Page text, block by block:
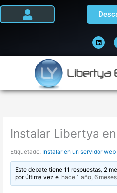
Ir
i
n
k
e
i
n
Instalar Libertya
Etiquetado: Instalar en un servidor web
Este debate tiene 11 respuestas, 2
por última vez el hace 1 año, 6 meses